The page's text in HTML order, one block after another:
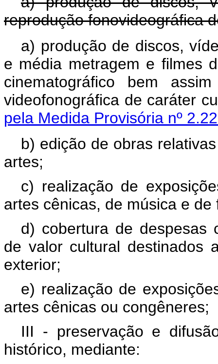
reprodução fonovideográfica
a) produção de discos,
e média metragem e filmes
cinematográfico bem
videofonográfica de
pela Medida Provisória nº
b) edição de obras
artes;
c) realização de
artes cênicas, de música e de
d) cobertura de despesas
de valor cultural destinados
exterior;
e) realização de
artes cênicas ou congêneres;
III - preservação e
histórico, mediante: